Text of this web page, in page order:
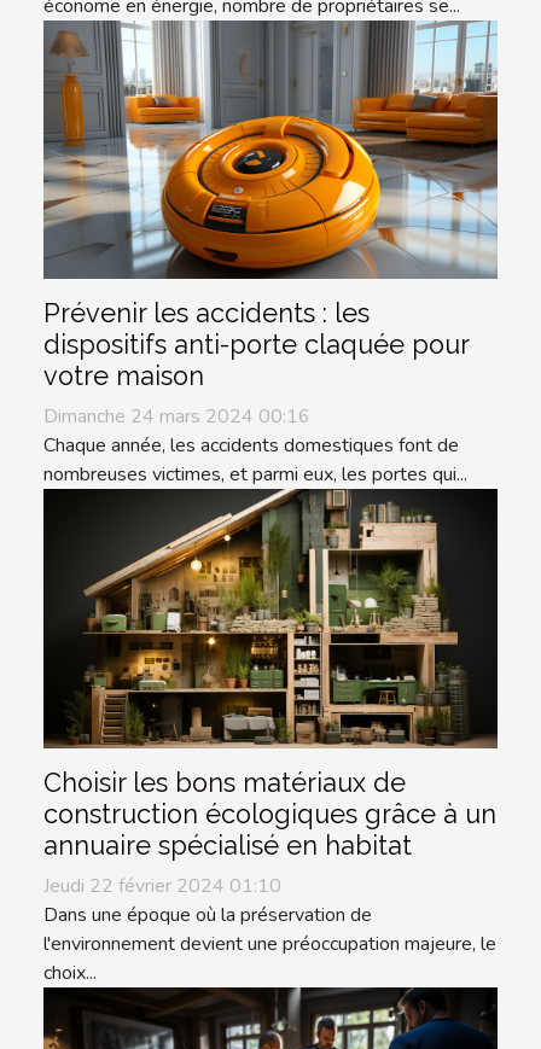
économe en énergie, nombre de propriétaires se...
Prévenir les accidents : les
dispositifs anti-porte claquée pour
votre maison
Dimanche 24 mars 2024 00:16
Chaque année, les accidents domestiques font de
nombreuses victimes, et parmi eux, les portes qui...
Choisir les bons matériaux de
construction écologiques grâce à un
annuaire spécialisé en habitat
Jeudi 22 février 2024 01:10
Dans une époque où la préservation de
l'environnement devient une préoccupation majeure, le
choix...